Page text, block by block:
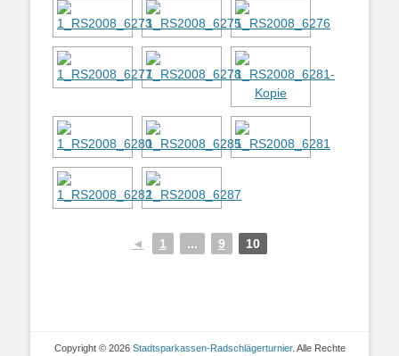
◄ 1 ... 9 10
Copyright © 2026 Stadtsparkassen-Radschlägerturnier. Alle Rechte